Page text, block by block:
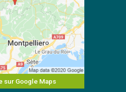
sur Google Maps